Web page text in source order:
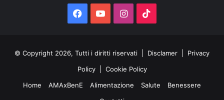
Facebook
You Instagram
© Copyright 2026, Tutti i diritti riservati | Disclamer
Privacy
Policy
Cookie Policy
Home
AMAxBenE Alimentazione Salute
Benessere